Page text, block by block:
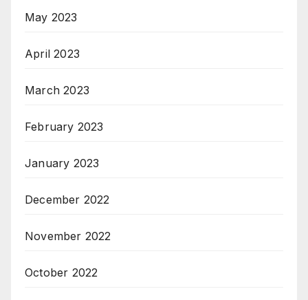
May 2023
April 2023
March 2023
February 2023
January 2023
December 2022
November 2022
October 2022